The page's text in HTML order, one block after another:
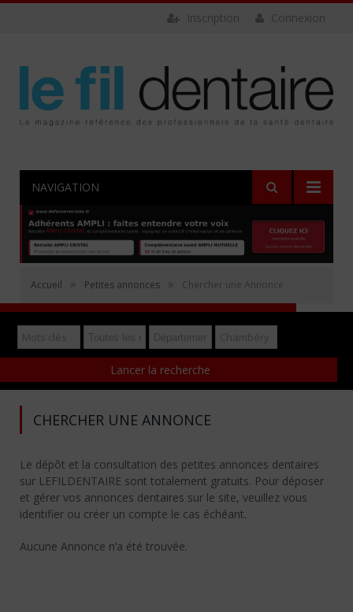
Connexion
Inscription
NAVIGATION
Accueil » Petites annonces » Chercher une Annonce
Rechercher
Déposer gratuitement une annonce
CHERCHER UNE ANNONCE
Le dépôt et la consultation des petites annonces dentaires
sur LEFILDENTAIRE sont totalement gratuits. Pour déposer
et gérer vos annonces dentaires sur le site, veuillez vous
identifier ou créer un compte le cas échéant.
Aucune Annonce n’a été trouvée.